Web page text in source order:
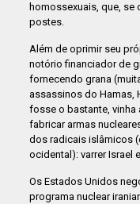
homossexuais, que,
postes.
Além de oprimir seu
notório financiador de
fornecendo grana
assassinos do Hamas,
fosse o bastante, vinha
fabricar armas
dos radicais islâmicos
ocidental): varrer Israel
Os Estados Unidos
programa nuclear